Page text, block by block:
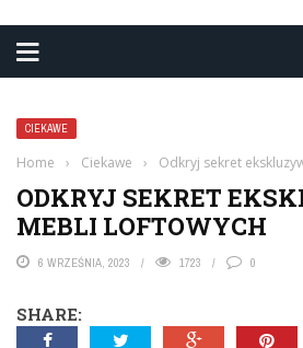
CIEKAWE
Home › Ciekawe › Odkryj sekret
ODKRYJ SEKRET
MEBLI LOFTOWYCH
6 WRZEŚNIA, 2023 1723 0
SHARE: